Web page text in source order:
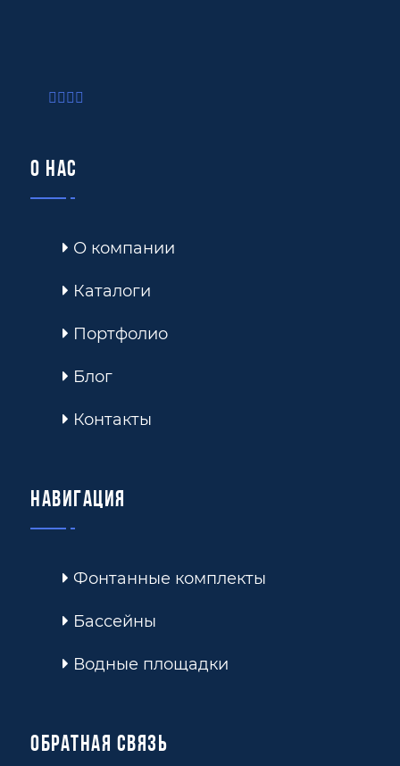
О нас
О компании
Каталоги
Портфолио
Блог
Контакты
Навигация
Фонтанные комплекты
Бассейны
Водные площадки
Обратная связь